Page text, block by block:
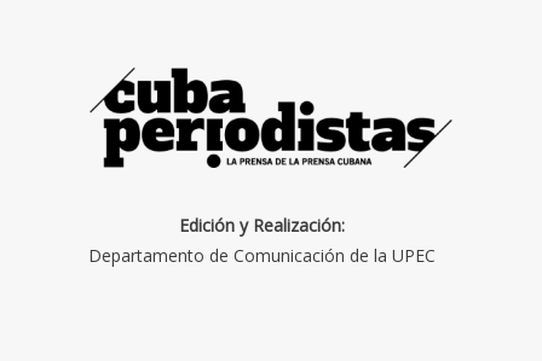
Edición y Realización:
Departamento de Comunicación de la UPEC